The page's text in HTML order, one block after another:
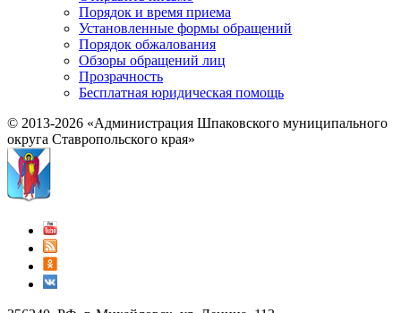
Порядок и время приема
Установленные формы обращений
Порядок обжалования
Обзоры обращений лиц
Прозрачность
Бесплатная юридическая помощь
© 2013-2026 «Администрация Шпаковского муниципального
округа Ставропольского края»